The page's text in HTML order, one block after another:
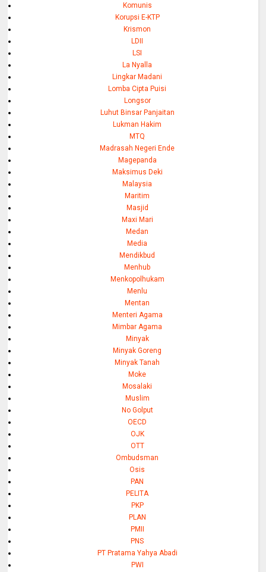
Komunis
Korupsi E-KTP
Krismon
LDII
LSI
La Nyalla
Lingkar Madani
Lomba Cipta Puisi
Longsor
Luhut Binsar Panjaitan
Lukman Hakim
MTQ
Madrasah Negeri Ende
Magepanda
Maksimus Deki
Malaysia
Maritim
Masjid
Maxi Mari
Medan
Media
Mendikbud
Menhub
Menkopolhukam
Menlu
Mentan
Menteri Agama
Mimbar Agama
Minyak
Minyak Goreng
Minyak Tanah
Moke
Mosalaki
Muslim
No Golput
OECD
OJK
OTT
Ombudsman
Osis
PAN
PELITA
PKP
PLAN
PMII
PNS
PT Pratama Yahya Abadi
PWI